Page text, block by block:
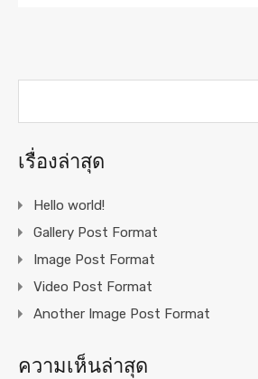
เรื่องล่าสุด
Hello world!
Gallery Post Format
Image Post Format
Video Post Format
Another Image Post Format
ความเห็นล่าสุด